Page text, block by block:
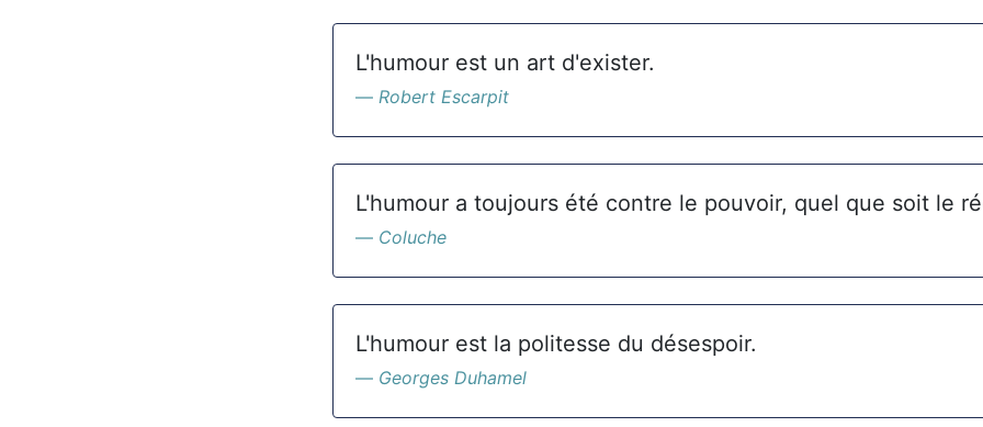
L'humour est un art d'exister.
Robert Escarpit
L'humour a toujours été contre le pouvoir, quel que soit le
Coluche
L'humour est la politesse du désespoir.
Georges Duhamel